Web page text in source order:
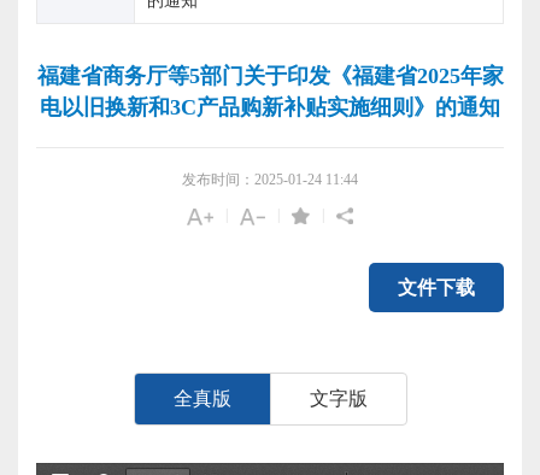
福建省商务厅等5部门关于印发《福建省2025年家
电以旧换新和3C产品购新补贴实施细则》的通知
发布时间：2025-01-24 11:44
文件下载
全真版 文字版